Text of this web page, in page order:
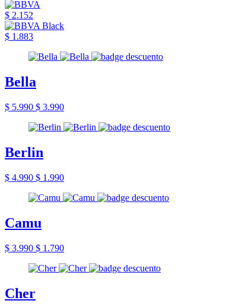
$ 2.152
$ 1.883
Bella
$ 5.990 $ 3.990
Berlin
$ 4.990 $ 1.990
Camu
$ 3.990 $ 1.790
Cher